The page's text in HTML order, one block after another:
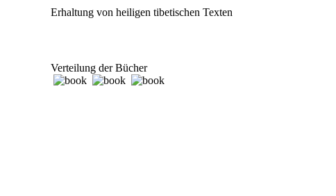
Erhaltung von heiligen tibetischen Texten
Verteilung der Bücher